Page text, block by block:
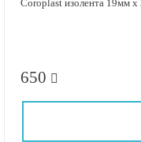
Coroplast изолента 19мм
650